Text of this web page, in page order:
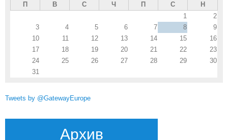
П В С Ч П С
Н
1
2
3
4 5 6 7 8
9
10
11 12 13 14 15
16
17
18 19 20 21 22
23
24
25 26 27 28 29
30
31
Tweets by @GatewayEurope
Архив